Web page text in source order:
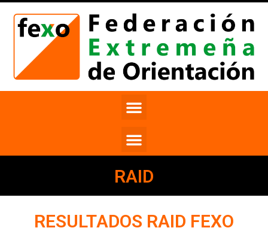
RAID
RESULTADOS RAID FEXO